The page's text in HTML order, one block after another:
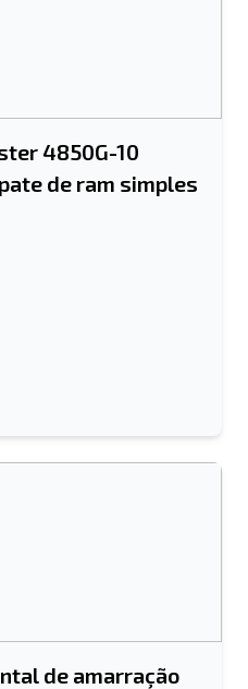
4850G-10
de ram simples
de amarração